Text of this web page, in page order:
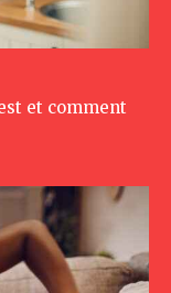
et comment